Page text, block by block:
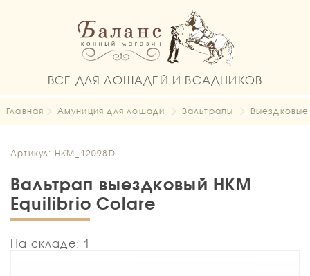
ВСЕ ДЛЯ ЛОШАДЕЙ И ВСАДНИКОВ
Главная Амуниция для лошади Вальтрапы Выездковые
Артикул: HKM_12098D
Вальтрап выездковый HKM
Equilibrio Colare
На складе: 1